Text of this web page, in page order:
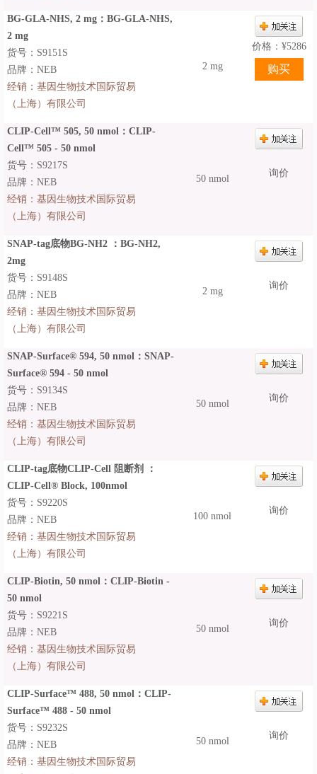
BG-GLA-NHS, 2 mg：BG-GLA-NHS,
2 mg
2 mg
价格： ¥5286
货号：S9151S
品牌：NEB
经销： 基因生物技术国际贸易
（上海）有限公司
CLIP-Cell™ 505, 50 nmol：CLIP-
Cell™ 505 - 50 nmol
50 nmol
询价
货号：S9217S
品牌：NEB
经销： 基因生物技术国际贸易
（上海）有限公司
SNAP-tag底物BG-NH2 ：BG-NH2,
2mg
2 mg
询价
货号：S9148S
品牌：NEB
经销： 基因生物技术国际贸易
（上海）有限公司
SNAP-Surface® 594, 50 nmol：SNAP-
Surface® 594 - 50 nmol
50 nmol
询价
货号：S9134S
品牌：NEB
经销： 基因生物技术国际贸易
（上海）有限公司
CLIP-tag底物CLIP-Cell 阻断剂 ：
CLIP-Cell® Block, 100nmol
100 nmol
询价
货号：S9220S
品牌：NEB
经销： 基因生物技术国际贸易
（上海）有限公司
CLIP-Biotin, 50 nmol：CLIP-Biotin -
50 nmol
50 nmol
询价
货号：S9221S
品牌：NEB
经销： 基因生物技术国际贸易
（上海）有限公司
CLIP-Surface™ 488, 50 nmol：CLIP-
Surface™ 488 - 50 nmol
50 nmol
询价
货号：S9232S
品牌：NEB
经销： 基因生物技术国际贸易